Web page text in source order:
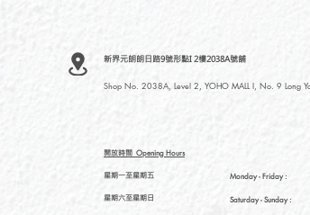
新界元朗朗日路9號形點I 2樓2038A號舖
Shop No. 2038A, Level 2, YOHO MALL I, No. 9 Long
開放時間 Opening Hours
星期一至星期五
星期六至星期日
Monday - Friday :
Saturday- Sunday :